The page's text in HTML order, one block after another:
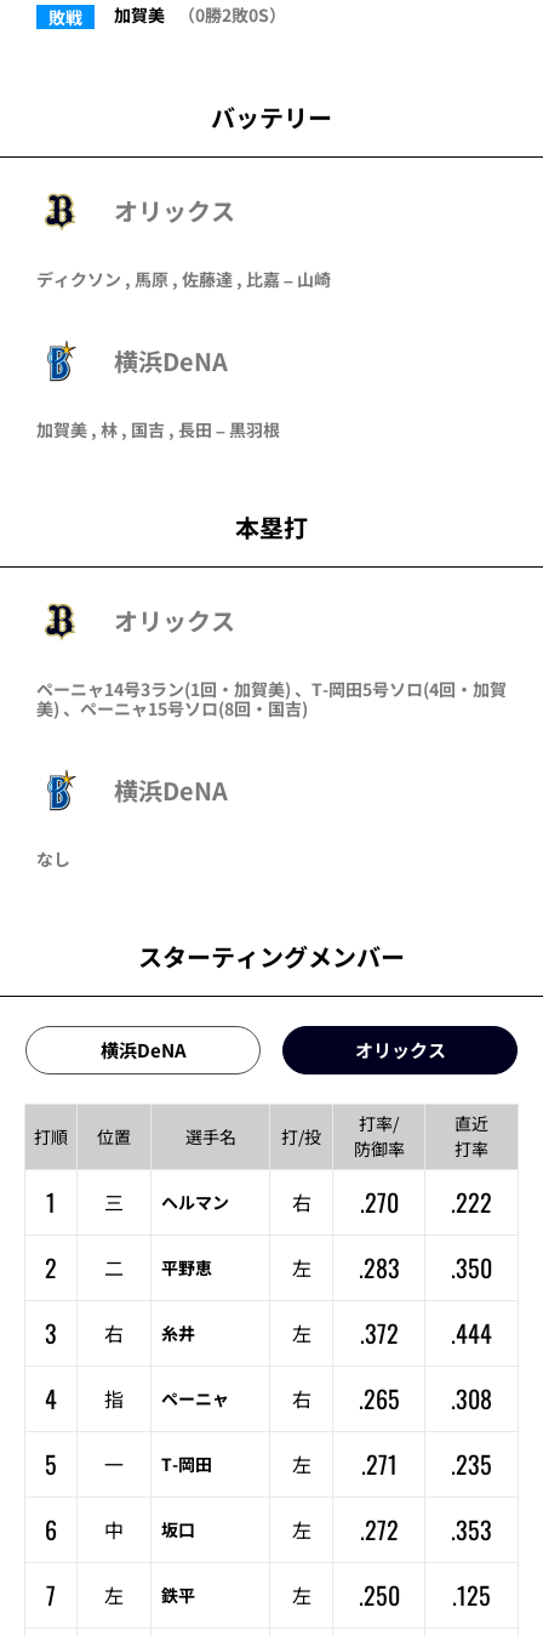
敗戦
加賀美 （0勝2敗0S）
バッテリー
オリックス
ディクソン , 馬原 , 佐藤達 , 比嘉– 山崎
横浜DeNA
加賀美 , 林 , 国吉 , 長田 – 黒羽根
本塁打
オリックス
ペーニャ14号3ラン(1回・ 加賀美) 、 T-岡田5号ソロ(4回・ 加賀
美) 、 ペーニャ15号ソロ(8回・ 国吉)
横浜DeNA
なし
スターティングメンバー
横浜DeNA オリックス
打順 位置 選手名 打/投
打率/
防御率
直近
打率
1 三 ヘルマン 右 .270
.222
2
二 平野恵 左 .283
.350
3
右 糸井 左 .372
.444
4
指 ペーニャ 右 .265
.308
5
一 T-岡田 左 .271
.235
6
中 坂口 左 .272
.353
7
左 鉄平 左 .250
.125